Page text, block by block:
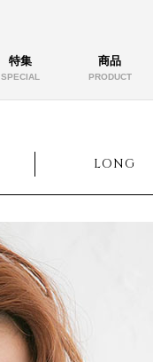
特集
SPECIAL
商品
PRODUCT
LONG